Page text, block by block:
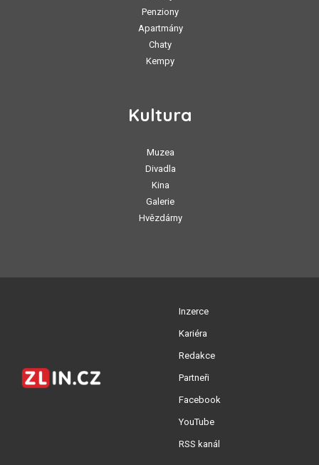
Penziony
Apartmány
Chaty
Kempy
Kultura
Muzea
Divadla
Kina
Galerie
Hvězdárny
Inzerce
Kariéra
Redakce
Partneři
Facebook
YouTube
RSS kanál